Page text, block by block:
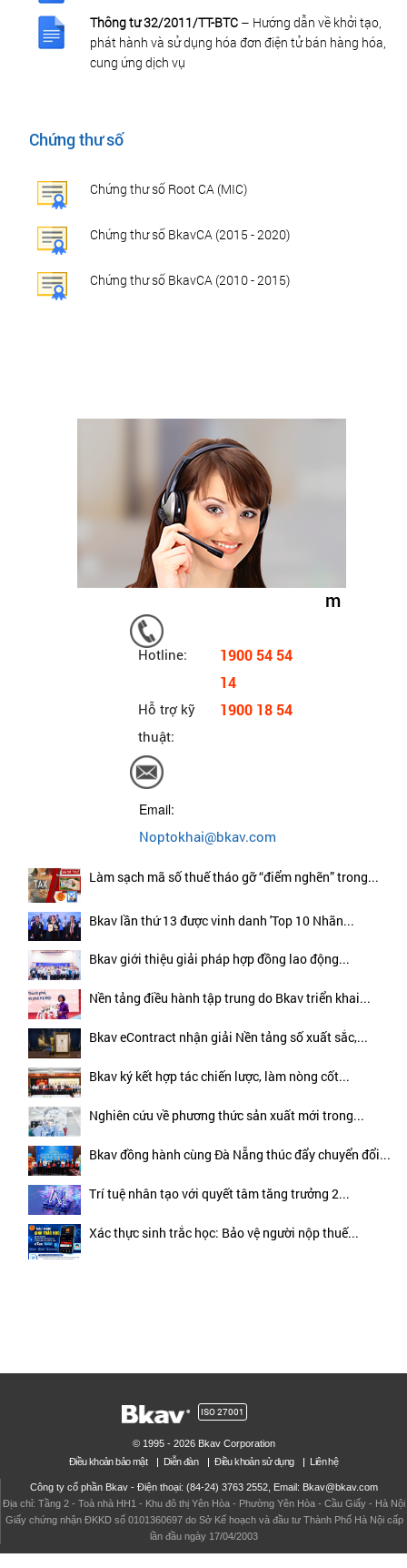
Thông tư 32/2011/TT-BTC – Hướng dẫn về khởi tạo,
phát hành và sử dụng hóa đơn điện tử bán hàng hóa,
cung ứng dịch vụ
Chứng thư số
Chứng thư số Root CA (MIC)
Chứng thư số BkavCA (2015 - 2020)
Chứng thư số BkavCA (2010 - 2015)
Hotline:
1900 54 54
14
Hỗ trợ kỹ
thuật:
1900 18 54
Email:
Noptokhai@bkav.com
m
Làm sạch mã số thuế tháo gỡ “điểm nghẽn” trong...
Bkav lần thứ 13 được vinh danh 'Top 10 Nhãn...
Bkav giới thiệu giải pháp hợp đồng lao động...
Nền tảng điều hành tập trung do Bkav triển khai...
Bkav eContract nhận giải Nền tảng số xuất sắc,...
Bkav ký kết hợp tác chiến lược, làm nòng cốt...
Nghiên cứu về phương thức sản xuất mới trong...
Bkav đồng hành cùng Đà Nẵng thúc đẩy chuyển đổi...
Trí tuệ nhân tạo với quyết tâm tăng trưởng 2...
Xác thực sinh trắc học: Bảo vệ người nộp thuế...
ISO 27001
© 1995 - 2026 Bkav Corporation
Điều khoản bảo mật
Diễn đàn Điều khoản sử dụng Liên hệ
Công ty cổ phần Bkav - Điện thoại: (84-24) 3763 2552, Email: Bkav@bkav.com
Địa chỉ: Tầng 2 - Toà nhà HH1 - Khu đô thị Yên Hòa - Phường Yên Hòa - Cầu Giấy - Hà Nội
Giấy chứng nhận ĐKKD số 0101360697 do Sở Kế hoạch và đầu tư Thành Phố Hà Nội cấp
lần đầu ngày 17/04/2003